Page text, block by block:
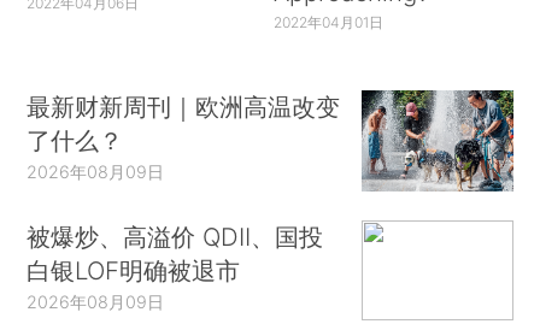
2022年04月01日
最新财新周刊｜欧洲高温改变
了什么？
2026年08月09日
被爆炒、高溢价 QDII、国投
白银LOF明确被退市
2026年08月09日